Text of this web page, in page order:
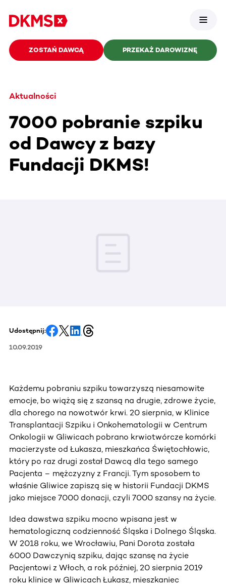
ZOSTAŃ DAWCĄ PRZEKAŻ DAROWIZNĘ
Aktualności
7000 pobranie szpiku
od Dawcy z bazy
Fundacji DKMS!
Udostępnij:
10.09.2019
Każdemu pobraniu szpiku towarzyszą niesamowite
emocje, bo wiążą się z szansą na drugie, zdrowe życie,
dla chorego na nowotwór krwi. 20 sierpnia, w Klinice
Transplantacji Szpiku i Onkohematologii w Centrum
Onkologii w Gliwicach pobrano krwiotwórcze komórki
macierzyste od Łukasza, mieszkańca Świętochłowic,
który po raz drugi został Dawcą dla tego samego
Pacjenta – mężczyzny z Francji. Tym sposobem to
właśnie Gliwice zapiszą się w historii Fundacji DKMS
jako miejsce 7000 donacji, czyli 7000 szansy na życie.
Idea dawstwa szpiku mocno wpisana jest w
hematologiczną codzienność Śląska i Dolnego Śląska.
W 2018 roku, we Wrocławiu, Pani Dorota została
6000 Dawczynią szpiku, dając szansę na życie
Pacjentowi z Włoch, a rok później, 20 sierpnia 2019
roku klinice w Gliwicach Łukasz, mieszkaniec